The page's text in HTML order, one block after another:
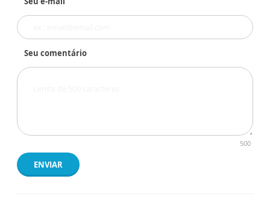
Seu comentário
500
ENVIAR